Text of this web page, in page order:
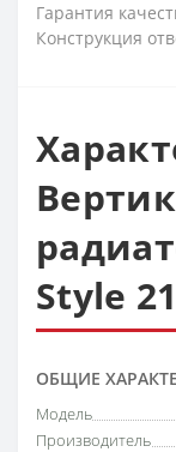
Гарантия
Конструкция
Style
ОБЩИЕ
Модель
Производитель